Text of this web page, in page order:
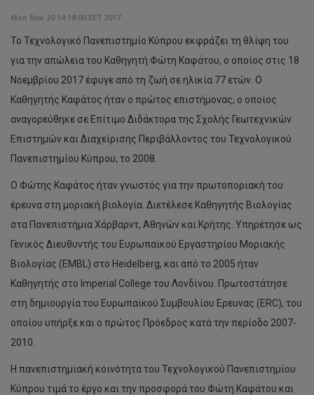
Mon Nov 20 14:18:00 EET 2017
Το Τεχνολογικό Πανεπιστημίο Κύπρου εκφράζει τη θλίψη του
για την απώλεια του Καθηγητή Φώτη Καφάτου, ο οποίος στις 18
Νοεμβρίου 2017 έφυγε από τη ζωή σε ηλικία 77 ετών. Ο
Καθηγητής Καφάτος ήταν ο πρώτος επιστήμονας, ο οποίος
αναγορεύθηκε σε Επίτιμο Διδάκτορα της Σχολής Γεωτεχνικών
Επιστημών και Διαχείρισης Περιβάλλοντος του Τεχνολογικού
Πανεπιστημίου Κύπρου, το 2008.
Ο Φώτης Καφάτος ήταν γνωστός για την πρωτοποριακή του
έρευνα στη μοριακή βιολογία. Διετέλεσε Καθηγητής Βιολογίας
στα Πανεπιστήμια Χάρβαρντ, Αθηνών και Κρήτης. Υπηρέτησε ως
Γενικός Διευθυντής του Ευρωπαϊκού Εργαστηρίου Μοριακής
Βιολογίας (EMBL) στo Heidelberg, και από το 2005 ήταν
Καθηγητής στο Imperial College του Λονδίνου. Πρωτοστάτησε
στη δημιουργία του Ευρωπαϊκού Συμβουλίου Ερευνας (ERC), του
οποίου υπήρξε και ο πρώτος Πρόεδρος κατά την περίοδο 2007-
2010.
Η πανεπιστημιακή κοινότητα του Τεχνολογικού Πανεπιστημίου
Κύπρου τιμά το έργο και την προσφορά του Φώτη Καφάτου και